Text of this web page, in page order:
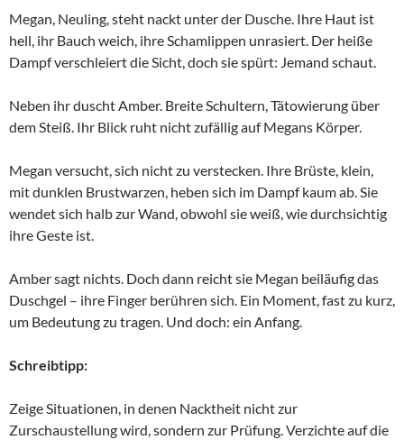
Megan, Neuling, steht nackt unter der Dusche. Ihre Haut ist
hell, ihr Bauch weich, ihre Schamlippen unrasiert. Der heiße
Dampf verschleiert die Sicht, doch sie spürt: Jemand schaut.
Neben ihr duscht Amber. Breite Schultern, Tätowierung über
dem Steiß. Ihr Blick ruht nicht zufällig auf Megans Körper.
Megan versucht, sich nicht zu verstecken. Ihre Brüste, klein,
mit dunklen Brustwarzen, heben sich im Dampf kaum ab. Sie
wendet sich halb zur Wand, obwohl sie weiß, wie durchsichtig
ihre Geste ist.
Amber sagt nichts. Doch dann reicht sie Megan beiläufig das
Duschgel – ihre Finger berühren sich. Ein Moment, fast zu kurz,
um Bedeutung zu tragen. Und doch: ein Anfang.
Schreibtipp:
Zeige Situationen, in denen Nacktheit nicht zur
Zurschaustellung wird, sondern zur Prüfung. Verzichte auf die